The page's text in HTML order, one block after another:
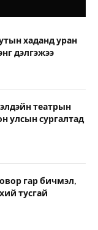
хаданд уран
дэлгэжээ
театрын
улсын сургалтад
гар бичмэл,
тусгай